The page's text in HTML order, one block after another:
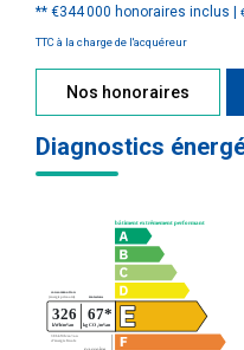
** €344 000 honoraires inclus |
TTC à la charge de l'acquéreur
Nos honoraires
Diagnostics